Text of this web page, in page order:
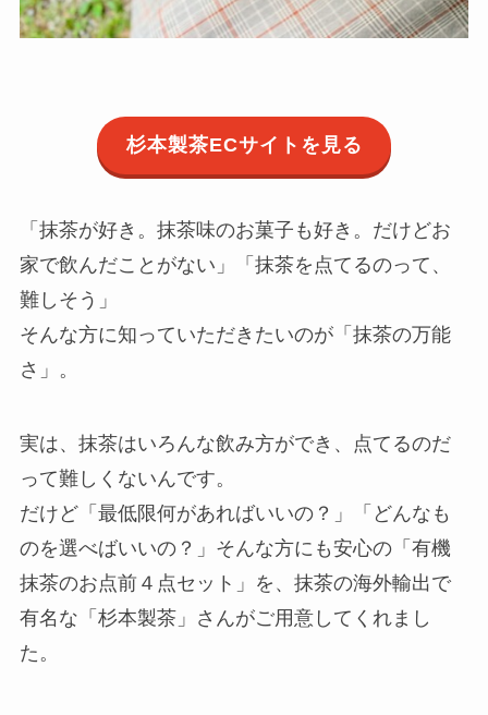
杉本製茶ECサイトを見る
「抹茶が好き。抹茶味のお菓子も好き。だけどお
家で飲んだことがない」「抹茶を点てるのって、
難しそう」
そんな方に知っていただきたいのが「抹茶の万能
さ」。
実は、抹茶はいろんな飲み方ができ、点てるのだ
って難しくないんです。
だけど「最低限何があればいいの？」「どんなも
のを選べばいいの？」そんな方にも安心の「有機
抹茶のお点前４点セット」を、抹茶の海外輸出で
有名な「杉本製茶」さんがご用意してくれまし
た。